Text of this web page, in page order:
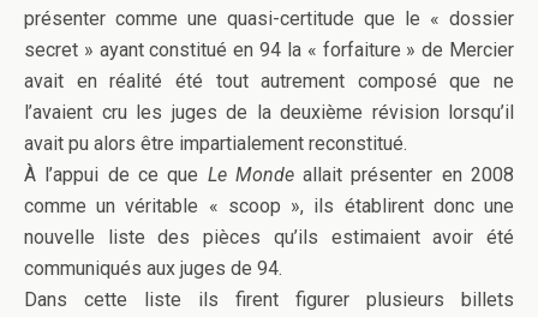
présenter comme une quasi-certitude que le « dossier
secret » ayant constitué en 94 la « forfaiture » de Mercier
avait en réalité été tout autrement composé que ne
l’avaient cru les juges de la deuxième révision lorsqu’il
avait pu alors être impartialement reconstitué.
À l’appui de ce que Le Mondeallait présenter en 2008
comme un véritable « scoop », ils établirent donc une
nouvelle liste des pièces qu’ils estimaient avoir été
communiqués aux juges de 94.
Dans cette liste ils firent figurer plusieurs billets